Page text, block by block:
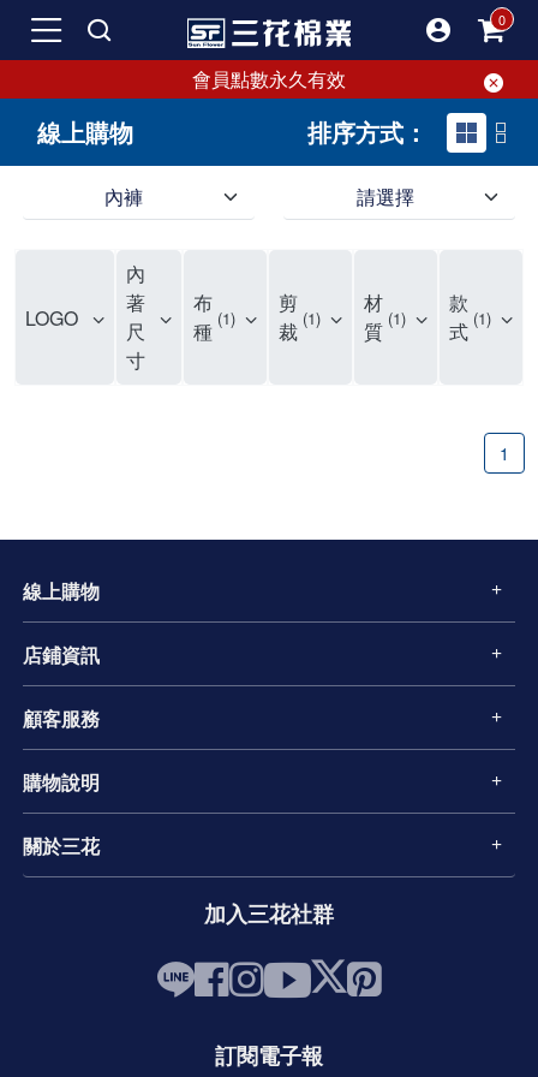
會員點數永久有效
線上購物 排序方式：
內褲 請選擇
LOGO
內
著
尺
寸
布
種 1
剪
裁 1
材
質 1
款
式 1
1
線上購物
店鋪資訊
顧客服務
購物說明
關於三花
加入三花社群
訂閱電子報